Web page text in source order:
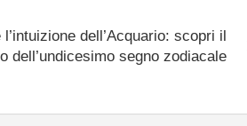
dell’Acquario: scopri il
dell’undicesimo segno zodiacale